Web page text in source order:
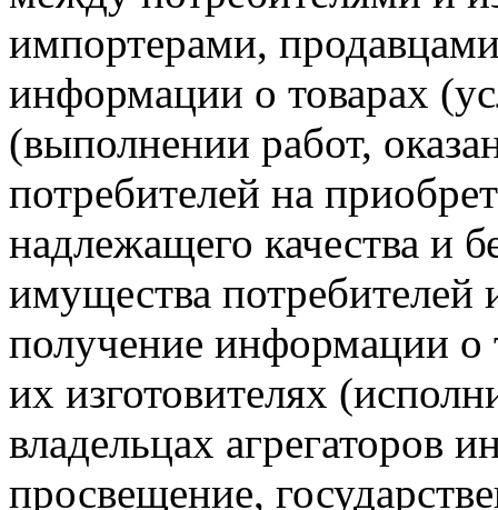
импортерами,
информации о товарах
(выполнении работ,
потребителей на
надлежащего качества и
имущества
получение информации о
их изготовителях
владельцах агрегаторов
просвещение,